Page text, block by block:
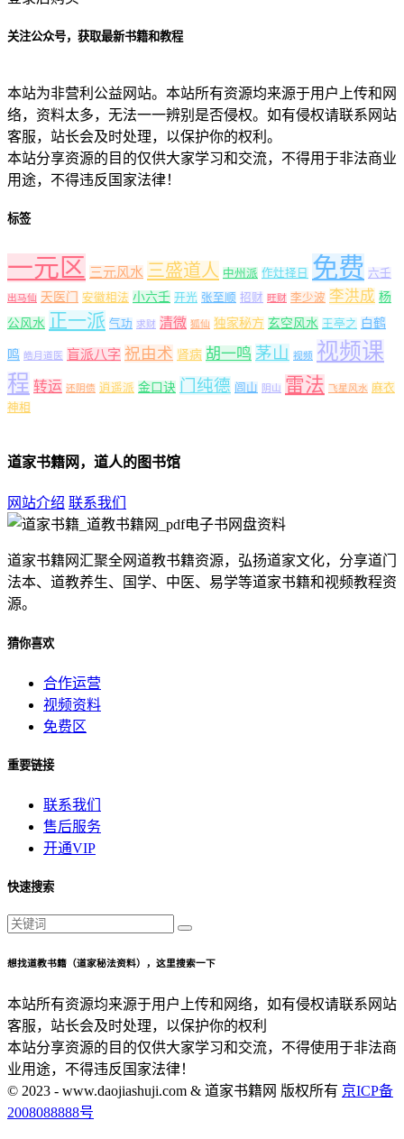
关注公众号，获取最新书籍和教程
本站为非营利公益网站。本站所有资源均来源于用户上传和网
络，资料太多，无法一一辨别是否侵权。如有侵权请联系网站
客服，站长会及时处理，以保护你的权利。
本站分享资源的目的仅供大家学习和交流，不得用于非法商业
用途，不得违反国家法律！
标签
一元区 三元风水 三盛道人 中州派 作灶择日 免费 六壬
出马仙 天医门 安徽相法 小六壬 开光 张至顺 招财 旺财 李少波 李洪成 杨
公风水 正一派 气功 求财 清微 狐仙 独家秘方 玄空风水 王亭之 白鹤
鸣 皓月道医 盲派八字 祝由术 肾病 胡一鸣 茅山 视频 视频课
程 转运 还阴债 逍遥派 金口诀 门纯德 闾山 阴山 雷法 飞星风水 麻衣
神相
道家书籍网，道人的图书馆
网站介绍 联系我们
道家书籍网汇聚全网道教书籍资源，弘扬道家文化，分享道门
法本、道教养生、国学、中医、易学等道家书籍和视频教程资
源。
猜你喜欢
合作运营
视频资料
免费区
重要链接
联系我们
售后服务
开通VIP
快速搜索
想找道教书籍（道家秘法资料），这里搜索一下
本站所有资源均来源于用户上传和网络，如有侵权请联系网站
客服，站长会及时处理，以保护你的权利
本站分享资源的目的仅供大家学习和交流，不得使用于非法商
业用途，不得违反国家法律！
© 2023 - www.daojiashuji.com & 道家书籍网 版权所有 京ICP备
2008088888号